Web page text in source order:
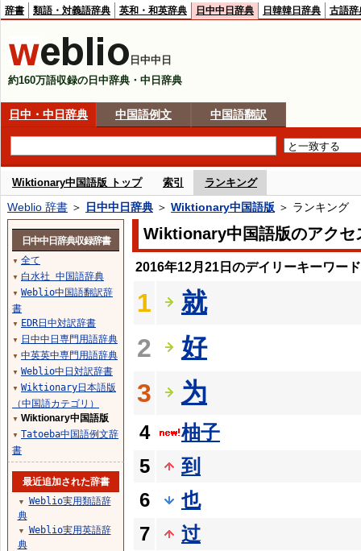
辞書 類語・対義語辞典 英和・和英辞典 日中中日辞典 日韓韓日辞典 古語辞
日中中日
約160万語収録の日中辞典・中日辞典
日中・中日辞典 中国語例文 中国語翻訳
Wiktionary中国語版 トップ 索引 ランキング
Weblio 辞書 ＞ 日中中日辞典 ＞ Wiktionary中国語版 ＞ ランキング
Wiktionary中国語版のアクセ
2016年12月21日のデイリーキーワー
1
就
2
好
3
为
4
柚子
5
到
6
也
7
过
日中中日辞典収録辞書
▼ 全て
▼ 白水社 中国語辞典
▼ Weblio中国語翻訳辞
書
▼ EDR日中対訳辞書
▼ 日中中日専門用語辞典
▼ 中英英中専門用語辞典
▼ Weblio中日対訳辞書
▼ Wiktionary日本語版
（中国語カテゴリ）
▼ Wiktionary中国語版
▼ Tatoeba中国語例文辞
書
最近追加された辞書
▼
Weblio実用類語辞
典
▼
Weblio実用英語辞
典